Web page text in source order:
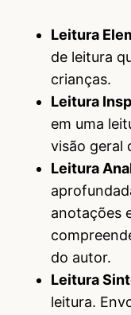
Leitura
de leitura
crianças.
Leitura
em uma
visão geral
Leitura
anotações
do autor.
Leitura
leitura.